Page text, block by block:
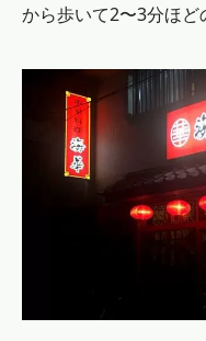
から歩いて2〜3分ほど